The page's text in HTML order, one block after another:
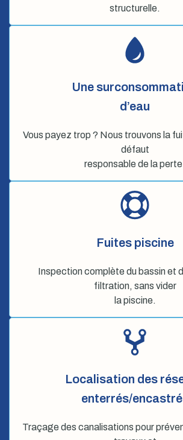
structurelle.
Une
d’eau
Vous payez trop ? Nous trouvons la
défaut
responsable de la
Fuites piscine
Inspection complète du bassin et
filtration, sans vider
la piscine.
Localisation des
enterrés/
Traçage des canalisations pour